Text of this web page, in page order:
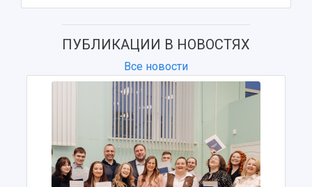
ПУБЛИКАЦИИ В НОВОСТЯХ
Все новости